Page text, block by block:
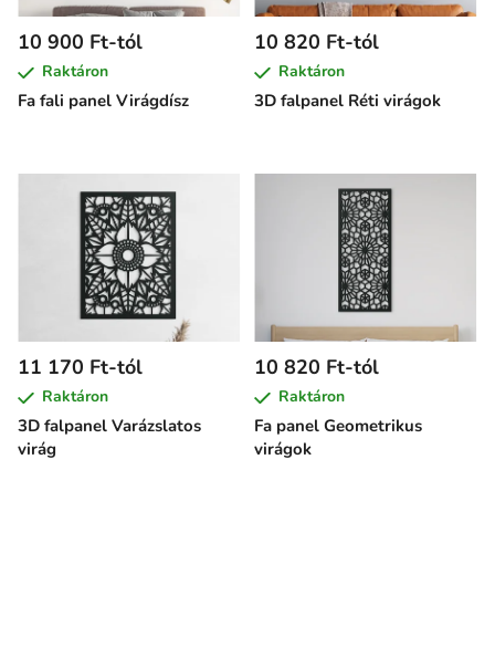
Fa fali panel Virágdísz
10 900 Ft-tól
Raktáron
3D falpanel Réti virágok
10 820 Ft-tól
Raktáron
3D falpanel Varázslatos
virág
11 170 Ft-tól
Raktáron
Fa panel Geometrikus
virágok
10 820 Ft-tól
Raktáron